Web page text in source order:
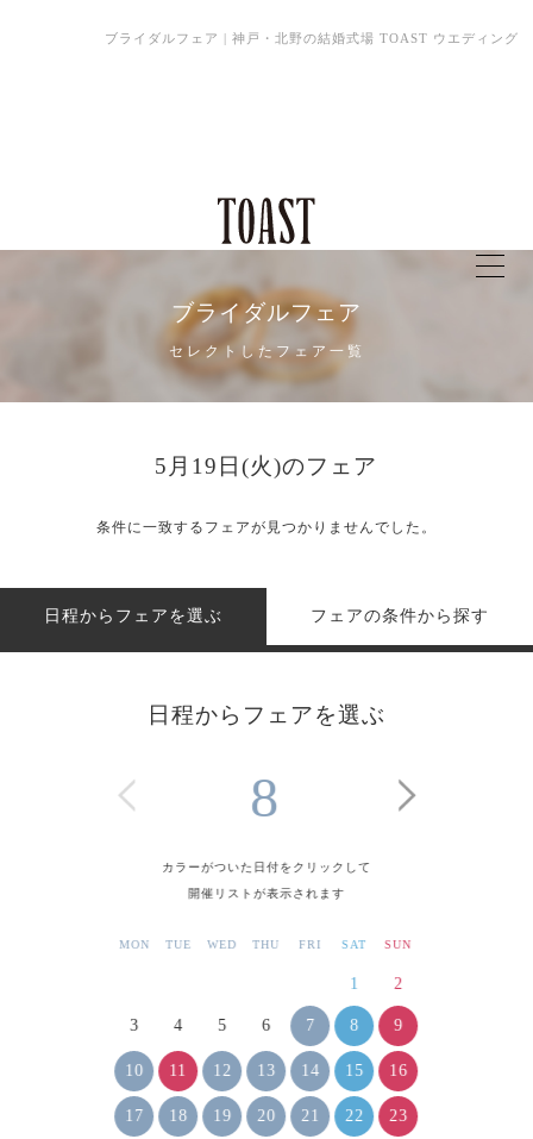
ブライダルフェア | 神戸・北野の結婚式場 TOAST ウエディング
ブライダルフェア
セレクトしたフェア一覧
5月19日(火)のフェア
条件に一致するフェアが見つかりませんでした。
日程からフェアを選ぶ フェアの条件から探す
日程からフェアを選ぶ
8
カラーがついた日付をクリックして
開催リストが表示されます
MON TUE WED THU FRI SAT SUN
1 2
3 4 5 6 7 8 9
10 11 12 13 14 15 16
17 18 19 20 21 22 23